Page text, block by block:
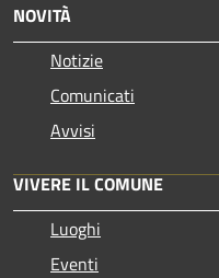
NOVITÀ
Notizie
Comunicati
Avvisi
VIVERE IL COMUNE
Luoghi
Eventi